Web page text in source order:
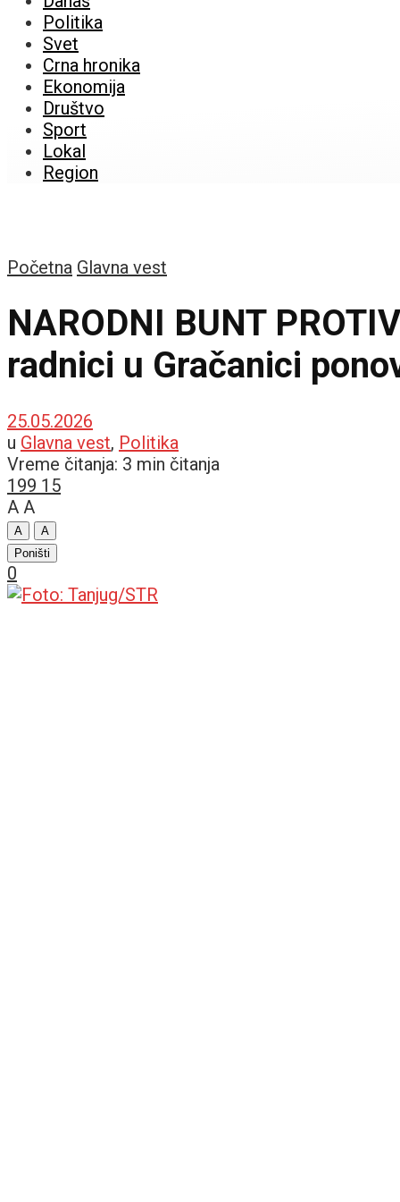
Politika
Svet
Crna hronika
Ekonomija
Društvo
Sport
Lokal
Region
Početna Glavna vest
NARODNI BUNT
radnici u Gračanici
25.05.2026
u Glavna vest, Politika
Vreme čitanja: 3 min čitanja
199 15
A A
A
A
Poništi
0